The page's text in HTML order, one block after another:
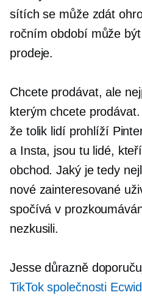
sítích se může zdát
ročním období může
prodeje.
Chcete prodávat, ale
kterým chcete
že tolik lidí prohlíží
a Insta, jsou tu lidé,
obchod. Jaký je tedy
nové zainteresované
spočívá v
nezkusili.
Jesse důrazně
TikTok společnosti Ecwid